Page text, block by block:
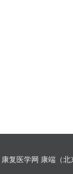
康复医学网 康端（